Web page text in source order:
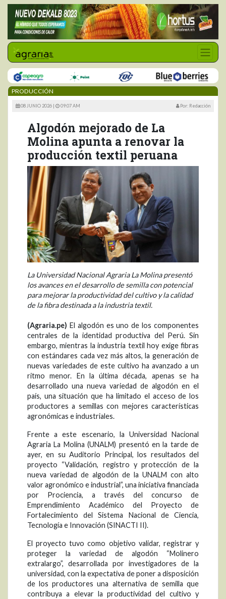
PRODUCCIÓN
08 JUNIO 2026 | 09:07 AM Por: Redacción
Algodón mejorado de La
Molina apunta a renovar la
producción textil peruana
La Universidad Nacional Agraria La Molina presentó
los avances en el desarrollo de semilla con potencial
para mejorar la productividad del cultivo y la calidad
de la fibra destinada a la industria textil.
(Agraria.pe) El algodón es uno de los componentes
centrales de la identidad productiva del Perú. Sin
embargo, mientras la industria textil hoy exige fibras
con estándares cada vez más altos, la generación de
nuevas variedades de este cultivo ha avanzado a un
ritmo menor. En la última década, apenas se ha
desarrollado una nueva variedad de algodón en el
país, una situación que ha limitado el acceso de los
productores a semillas con mejores características
agronómicas e industriales.
Frente a este escenario, la Universidad Nacional
Agraria La Molina (UNALM) presentó en la tarde de
ayer, en su Auditorio Principal, los resultados del
proyecto “Validación, registro y protección de la
nueva variedad de algodón de la UNALM con alto
valor agronómico e industrial”, una iniciativa financiada
por Prociencia, a través del concurso de
Emprendimiento Académico del Proyecto de
Fortalecimiento del Sistema Nacional de Ciencia,
Tecnología e Innovación (SINACTI II).
El proyecto tuvo como objetivo validar, registrar y
proteger la variedad de algodón “Molinero
extralargo”, desarrollada por investigadores de la
universidad, con la expectativa de poner a disposición
de los productores una alternativa de semilla que
contribuya a elevar la productividad del cultivo y